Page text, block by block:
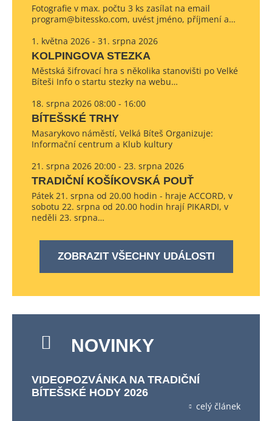
Fotografie v max. počtu 3 ks zasílat na email
program@bitessko.com, uvést jméno, příjmení a…
1. května 2026 - 31. srpna 2026
KOLPINGOVA STEZKA
Městská šifrovací hra s několika stanovišti po Velké
Bíteši Info o startu stezky na webu…
18. srpna 2026 08:00 - 16:00
BÍTEŠSKÉ TRHY
Masarykovo náměstí, Velká Bíteš Organizuje:
Informační centrum a Klub kultury
21. srpna 2026 20:00 - 23. srpna 2026
TRADIČNÍ KOŠÍKOVSKÁ POUŤ
Pátek 21. srpna od 20.00 hodin - hraje ACCORD, v
sobotu 22. srpna od 20.00 hodin hrají PIKARDI, v
neděli 23. srpna…
ZOBRAZIT VŠECHNY UDÁLOSTI
NOVINKY
VIDEOPOZVÁNKA NA TRADIČNÍ
BÍTEŠSKÉ HODY 2026
celý článek